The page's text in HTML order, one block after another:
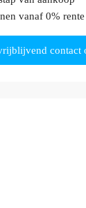
vanaf 0% rente
contact